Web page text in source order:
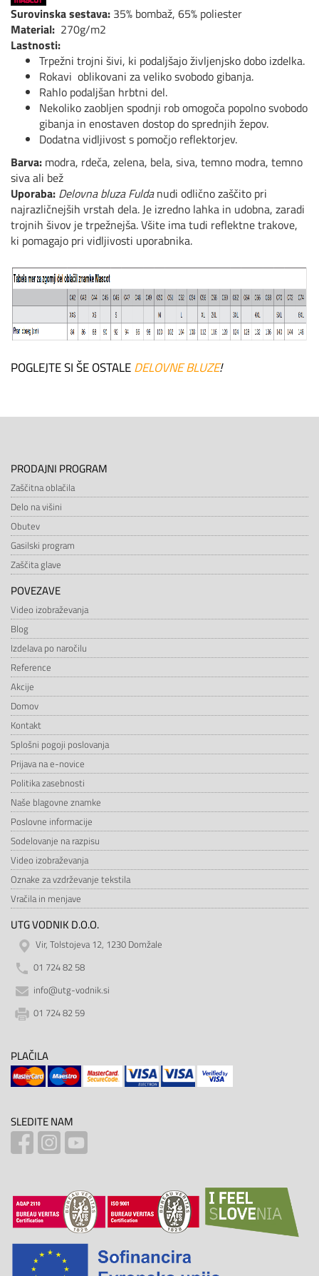
Surovinska sestava: 35% bombaž, 65% poliester
Material: 270g/m2
Lastnosti:
Trpežni trojni šivi, ki podaljšajo življenjsko dobo izdelka.
Rokavi oblikovani za veliko svobodo gibanja.
Rahlo podaljšan hrbtni del.
Nekoliko zaobljen spodnji rob omogoča popolno svobodo
gibanja in enostaven dostop do sprednjih žepov.
Dodatna vidljivost s pomočjo reflektorjev.
Barva: modra, rdeča, zelena, bela, siva, temno modra, temno
siva ali bež
Uporaba: Delovna bluza Fuldanudi odlično zaščito pri
najrazličnejših vrstah dela. Je izredno lahka in udobna, zaradi
trojnih šivov je trpežnejša. Všite ima tudi reflektne trakove,
ki pomagajo pri vidljivosti uporabnika.
POGLEJTE SI ŠE OSTALEDELOVNE BLUZE!
PRODAJNI PROGRAM
Zaščitna oblačila
Delo na višini
Obutev
Gasilski program
Zaščita glave
POVEZAVE
Video izobraževanja
Blog
Izdelava po naročilu
Reference
Akcije
Domov
Kontakt
Splošni pogoji poslovanja
Prijava na e-novice
Politika zasebnosti
Naše blagovne znamke
Poslovne informacije
Sodelovanje na razpisu
Video izobraževanja
Oznake za vzdrževanje tekstila
Vračila in menjave
UTG VODNIK D.O.O.
Vir, Tolstojeva 12, 1230 Domžale
01 724 82 58
info@utg-vodnik.si
01 724 82 59
PLAČILA
SLEDITE NAM